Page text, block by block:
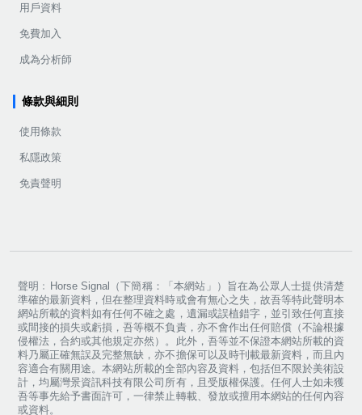
用戶資料
免費加入
成為分析師
條款與細則
使用條款
私隱政策
免責聲明
聲明﹕Horse Signal（下簡稱：「本網站」）旨在為公眾人士提供清楚
準確的最新資料，但在整理資料時或會有無心之失，故吾等特此聲明本
網站所載的資料如有任何不確之處，遺漏或誤植錯字，並引致任何直接
或間接的損失或虧損，吾等概不負責，亦不會作出任何賠償（不論根據
侵權法，合約或其他規定亦然）。此外，吾等並不保證本網站所載的資
料乃屬正確無誤及完整無缺，亦不擔保可以及時刊載最新資料，而且內
容適合有關用途。本網站所載的全部內容及資料，包括但不限於美術設
計，均屬灣景資訊科技有限公司所有，且受版權保護。任何人士如未獲
吾等事先給予書面許可，一律禁止轉載、發放或擅用本網站的任何內容
或資料。